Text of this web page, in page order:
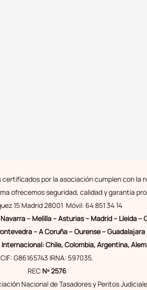
por la asociación cumplen con la
ofrecemos seguridad, calidad y garantía
15 Madrid 28001 Móvil: 64 851 34 14
– Melilla – Asturias – Madrid – Lleida
– A Coruña – Ourense –
Chile, Colombia, Argentina,
CIF: G86165743 IRNA: 597035.
REC Nº 2576
Nacional de Tasadores y Peritos